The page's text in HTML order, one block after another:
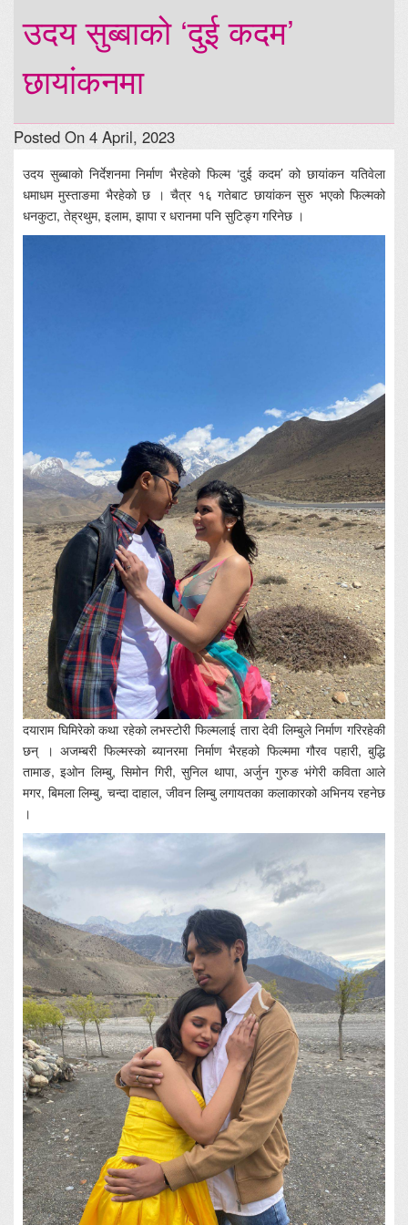
उदय सुब्बाको ‘दुई कदम’
छायांकनमा
Posted On 4 April, 2023
उदय सुब्बाको निर्देशनमा निर्माण भैरहेको फिल्म ‘दुई कदम’ को छायांकन यतिवेला
धमाधम मुस्ताङमा भैरहेको छ । चैत्र १६ गतेबाट छायांकन सुरु भएको फिल्मको
धनकुटा, तेह्रथुम, इलाम, झापा र धरानमा पनि सुटिङ्ग गरिनेछ ।
दयाराम घिमिरेको कथा रहेको लभस्टोरी फिल्मलाई तारा देवी लिम्बुले निर्माण गरिरहेकी
छन् । अजम्बरी फिल्मस्को ब्यानरमा निर्माण भैरहको फिल्ममा गौरव पहारी, बुद्धि
तामाङ, इओन लिम्बु, सिमोन गिरी, सुनिल थापा, अर्जुन गुरुङ भंगेरी कविता आले
मगर, बिमला लिम्बु, चन्दा दाहाल, जीवन लिम्बु लगायतका कलाकारको अभिनय रहनेछ
।